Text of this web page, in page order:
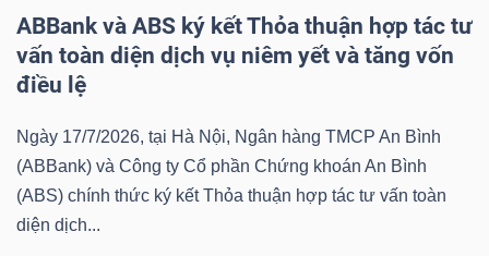
ABBank và ABS ký kết Thỏa thuận hợp tác tư
vấn toàn diện dịch vụ niêm yết và tăng vốn
điều lệ
Ngày 17/7/2026, tại Hà Nội, Ngân hàng TMCP An Bình
(ABBank) và Công ty Cổ phần Chứng khoán An Bình
(ABS) chính thức ký kết Thỏa thuận hợp tác tư vấn toàn
diện dịch...
Báo
cáo
tích
(-)